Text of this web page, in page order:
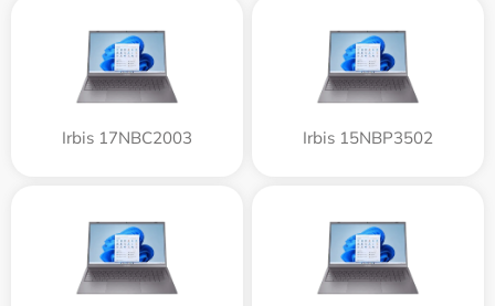
Irbis 17NBC2003 Irbis 15NBP3502